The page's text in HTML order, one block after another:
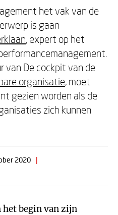
het vak van de
is gaan
, expert op het
van De cockpit van de
organisatie, moet
gezien worden als de
zich kunnen
2020
|
het begin van zijn